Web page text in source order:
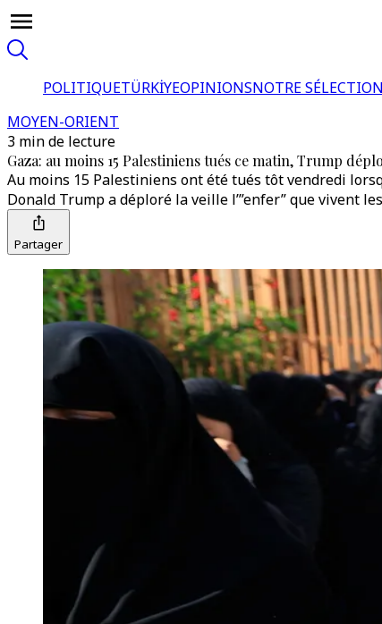
POLITIQUETÜRKİYEOPINIONSNOTRE SÉLECTION
MOYEN-ORIENT
3 min de lecture
Gaza: au moins 15 Palestiniens tués ce matin, Trump
Au moins 15 Palestiniens ont été tués tôt vendredi
Donald Trump a déploré la veille l’”enfer” que vivent
Partager